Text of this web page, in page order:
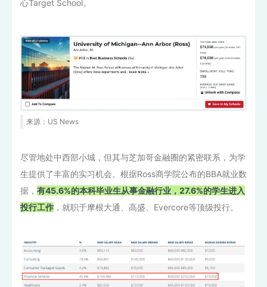
心Target School。
来源：US News
尽管地处中西部小城，但其与芝加哥金融圈的紧密联系，为学
生提供了丰富的实习机会。根据Ross商学院公布的BBA就业数
据， 有45.6%的本科毕业生从事金融行业，27.6%的学生进入
投行工作 ，就职于摩根大通、高盛、Evercore等顶级投行。